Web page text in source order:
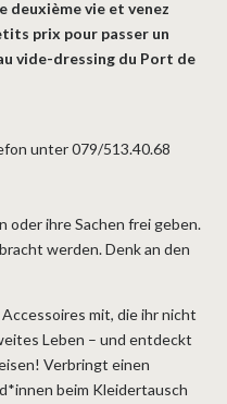
deuxième vie et venez
prix pour passer un
vide-dressing du Port de
unter 079/513.40.68
oder ihre Sachen frei geben.
werden. Denk an den
mit, die ihr nicht
Leben – und entdeckt
Verbringt einen
beim Kleidertausch